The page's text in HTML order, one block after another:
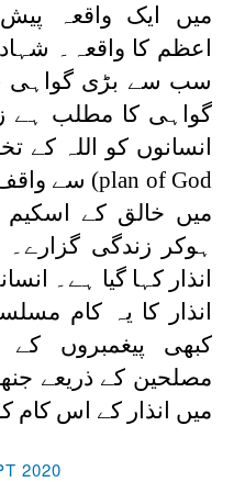
میں ایک واقعہ
اعظم کا واقعہ۔
سب سے بڑی گواہی
گواہی کا مطلب ہے
انسانوں کو اللہ کے
plan of God) سے واقف
میں خالق کے
ہوکر زندگی
انذار کہا گیا ہے۔
انذار کا یہ کام
کبھی پیغمبروں
مصلحین کے ذریعے
میں انذار کے اس کام
2020